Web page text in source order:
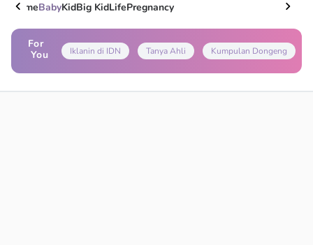
HomeBabyKidBig KidLifePregnancy
For
You
Iklanin di IDN Tanya Ahli Kumpulan Dongeng